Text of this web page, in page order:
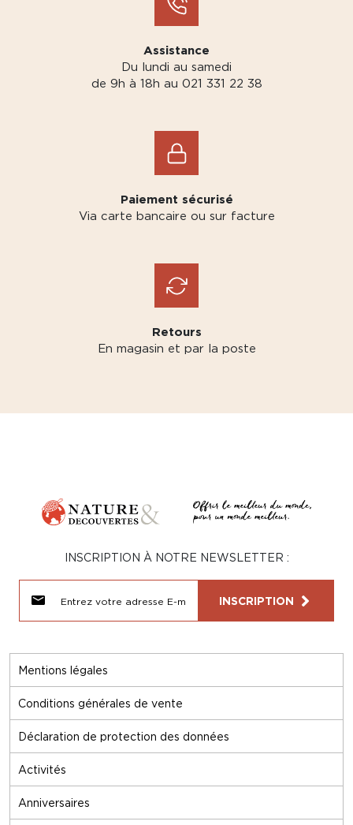
Assistance
Du lundi au samedi
de 9h à 18h au 021 331 22 38
Paiement sécurisé
Via carte bancaire ou sur facture
Retours
En magasin et par la poste
Mentions légales
Conditions générales de vente
Déclaration de protection des données
Activités
Anniversaires
INSCRIPTION À NOTRE NEWSLETTER :
INSCRIPTION